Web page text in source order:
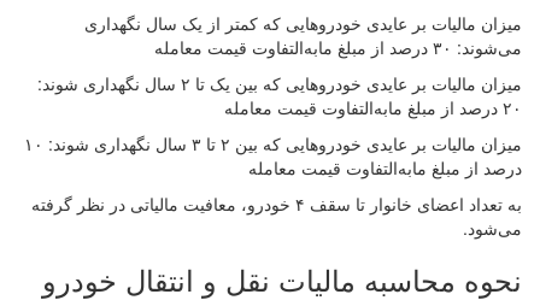
میزان مالیات بر عایدی خودروهایی که کمتر از یک سال نگهداری
می‌شوند: ۳۰ درصد از مبلغ مابه‌التفاوت قیمت معامله
میزان مالیات بر عایدی خودروهایی که بین یک تا ۲ سال نگهداری شوند:
میزان مالیات بر عایدی خودروهایی که بین ۲ تا ۳ سال نگهداری شوند: ۱۰
درصد از مبلغ مابه‌التفاوت قیمت معامله
به تعداد اعضای خانوار تا سقف ۴ خودرو، معافیت مالیاتی در نظر گرفته
می‌شود.
نحوه محاسبه مالیات نقل و انتقال خودرو